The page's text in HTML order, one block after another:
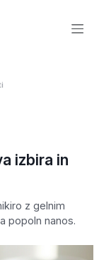
izbira in
z gelnim
popoln nanos.